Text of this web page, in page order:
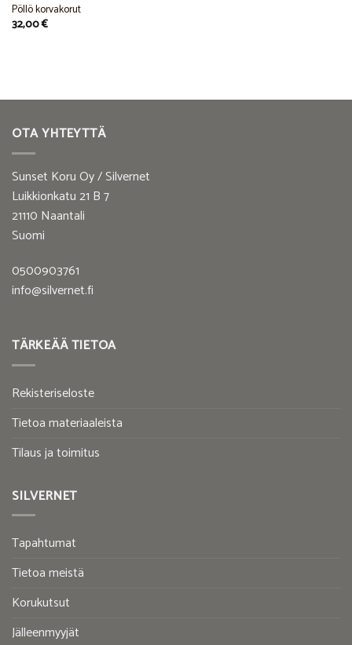
Pöllö korvakorut
32,00€
OTA YHTEYTTÄ
Sunset Koru Oy / Silvernet
Luikkionkatu 21 B 7
21110 Naantali
Suomi
0500903761
info@silvernet.fi
TÄRKEÄÄ TIETOA
Rekisteriseloste
Tietoa materiaaleista
Tilaus ja toimitus
SILVERNET
Tapahtumat
Tietoa meistä
Korukutsut
Jälleenmyyjät